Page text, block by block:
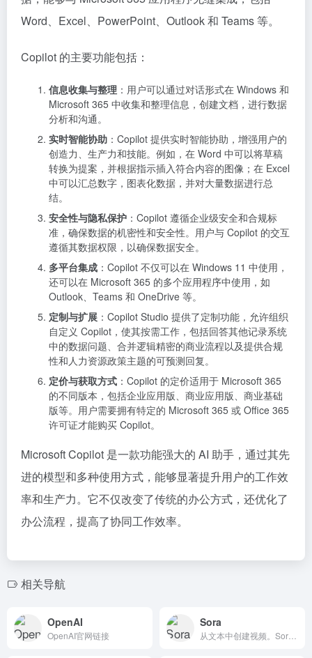
Word、Excel、PowerPoint、Outlook 和 Teams 等。
Copilot 的主要功能包括：
信息收集与整理 ：用户可以通过对话形式在 Windows 和
Microsoft 365 中收集和整理信息，创建文档，进行数据
分析和沟通。
实时智能协助 ：Copilot 提供实时智能协助，增强用户的
创造力、生产力和技能。例如，在 Word 中可以将草稿
转换为提案，并根据指示插入符合内容的图像；在 Excel
中可以汇总数字，图表化数据，并对大量数据进行总
结。
安全性与隐私保护 ：Copilot 遵循企业级安全和合规标
准，确保数据的机密性和安全性。用户与 Copilot 的交互
遵循其数据权限，以确保数据安全。
多平台集成 ：Copilot 不仅可以在 Windows 11 中使用，
还可以在 Microsoft 365 的多个应用程序中使用，如
Outlook、Teams 和 OneDrive 等。
定制与扩展 ：Copilot Studio 提供了定制功能，允许组织
自定义 Copilot，使其按需工作，包括回答其他记录系统
中的数据问题、合并逻辑精密的商业流程以及提供合规
性和人力资源政策主题的可预测回复。
定价与获取方式 ：Copilot 的定价适用于 Microsoft 365
的不同版本，包括企业应用版、商业应用版、商业基础
版等。用户需要拥有特定的 Microsoft 365 或 Office 365
许可证才能购买 Copilot。
Microsoft Copilot 是一款功能强大的 AI 助手，通过其先
进的模型和多种使用方式，能够显著提升用户的工作效
率和生产力。它不仅改变了传统的办公方式，还优化了
办公流程，提高了协同工作效率。
相关导航
OpenAI
OpenAI官网链接
Sora